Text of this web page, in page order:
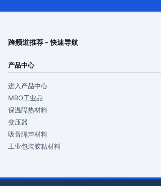
跨频道推荐 - 快速导航
产品中心
进入产品中心
MRO工业品
保温隔热材料
变压器
吸音隔声材料
工业包装胶粘材料